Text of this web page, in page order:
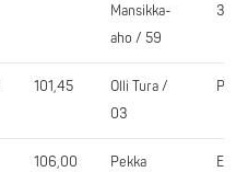
Mansikka-
aho / 59
365
101,45
Olli Tura /
03
PyY
106,00
Pekka
EV